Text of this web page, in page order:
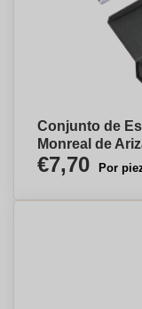
Conjunto de
Monreal de
€7,70 Por